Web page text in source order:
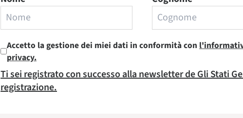
Accetto la gestione dei miei dati in conformità con
privacy.
Ti sei registrato con successo alla newsletter de Gli Stati
registrazione.